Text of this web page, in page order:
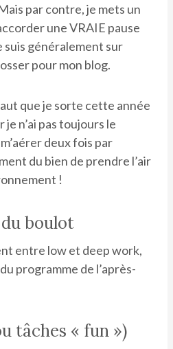
par contre, je mets un
une VRAIE pause
suis généralement sur
pour mon blog.
que je sorte cette année
je n’ai pas toujours le
deux fois par
du bien de prendre l’air
!
boulot
entre low et deep work,
programme de l’après-
tâches « fun »)